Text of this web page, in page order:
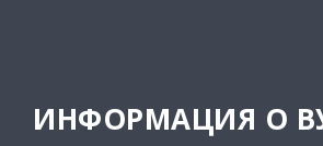
ИНФОРМАЦИЯ О